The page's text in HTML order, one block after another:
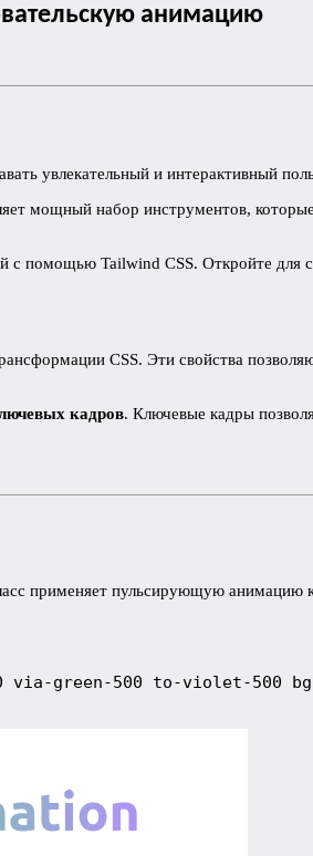
анимацию
увлекательный и интерактивный
мощный набор инструментов,
помощью Tailwind CSS. Откройте
CSS. Эти свойства
кадров. Ключевые кадры
применяет пульсирующую анимацию
green-500 to-violet-500